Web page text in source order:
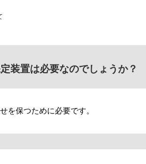
装置は必要なのでしょうか？
を保つために必要です。